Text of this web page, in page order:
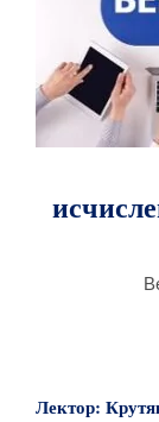
Лектор: